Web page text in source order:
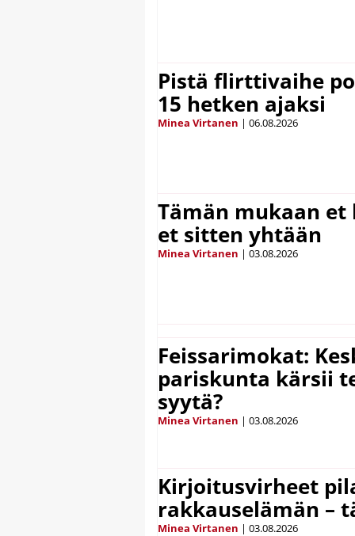
Pistä flirttivaihe
15 hetken ajaksi
Minea Virtanen | 06.08.2026
Tämän mukaan
et sitten yhtään
Minea Virtanen | 03.08.2026
Feissarimokat:
pariskunta kärsii
syytä?
Minea Virtanen | 03.08.2026
Kirjoitusvirheet
rakkauselämän –
Minea Virtanen | 03.08.2026